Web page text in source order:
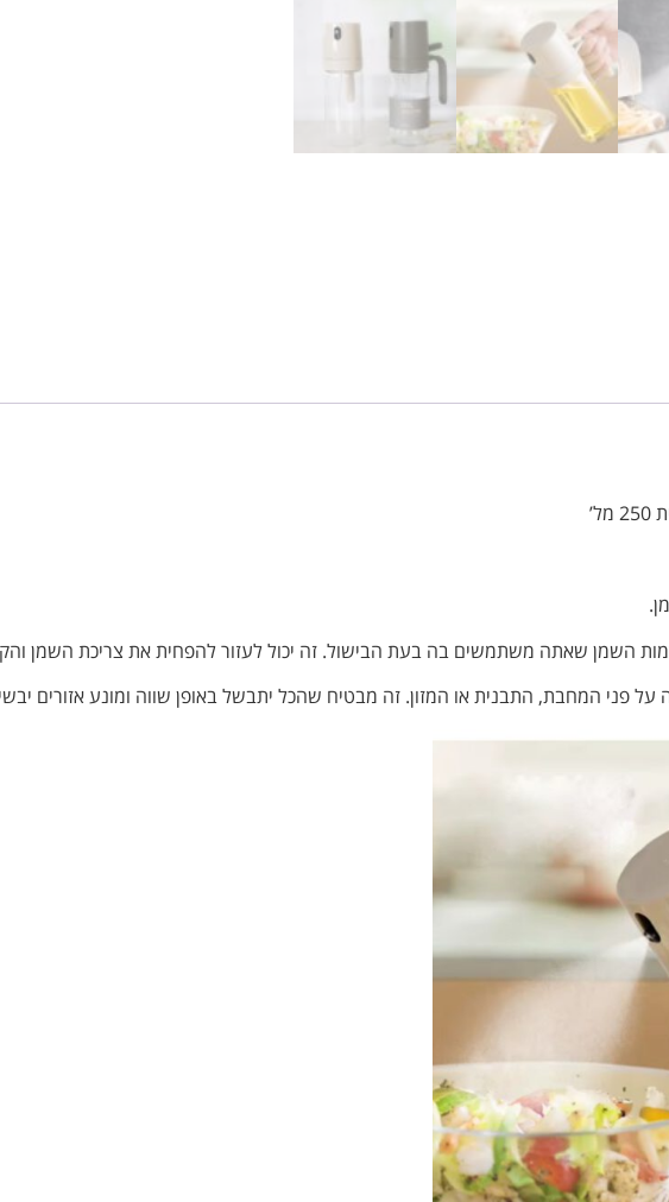
השמן שאתה משתמשים בה בעת הבישול. זה יכול לעזור להפחית את צריכת השמן
פני המחבת, התבנית או המזון. זה מבטיח שהכל יתבשל באופן שווה ומונע אזורים